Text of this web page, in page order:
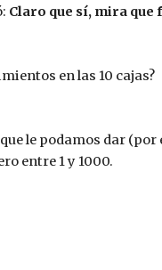
Claro que sí, mira que
en las 10 cajas?
le podamos dar
entre 1 y 1000.